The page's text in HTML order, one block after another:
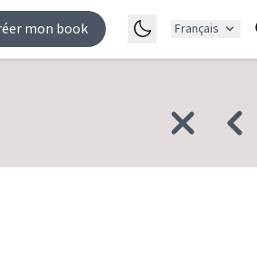
mon book Français